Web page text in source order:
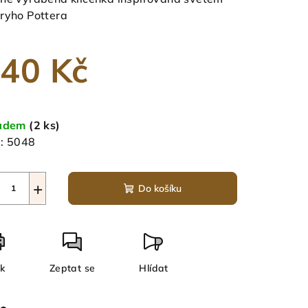
Pottera
Kč
(2 ks)
5048
+ Do košíku
Zeptat se Hlídat